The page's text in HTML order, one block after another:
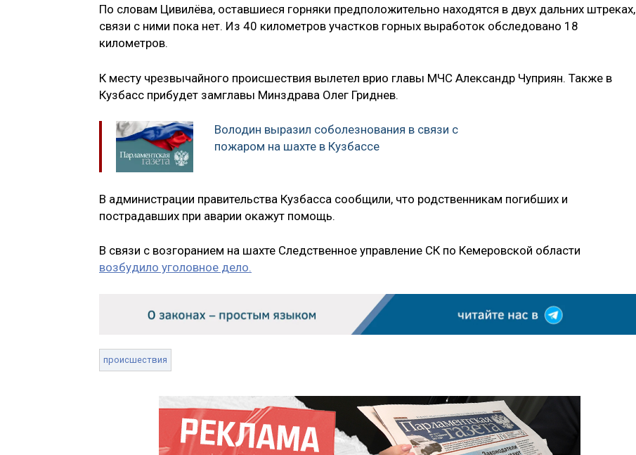
По словам Цивилёва, оставшиеся горняки предположительно находятся в двух дальних штреках,
связи с ними пока нет. Из 40 километров участков горных выработок обследовано 18
километров.
К месту чрезвычайного происшествия вылетел врио главы МЧС Александр Чуприян. Также в
Кузбасс прибудет замглавы Минздрава Олег Гриднев.
Володин выразил соболезнования в связи с
пожаром на шахте в Кузбассе
В администрации правительства Кузбасса сообщили, что родственникам погибших и
пострадавших при аварии окажут помощь.
В связи с возгоранием на шахте Следственное управление СК по Кемеровской области
возбудило уголовное дело.
происшествия